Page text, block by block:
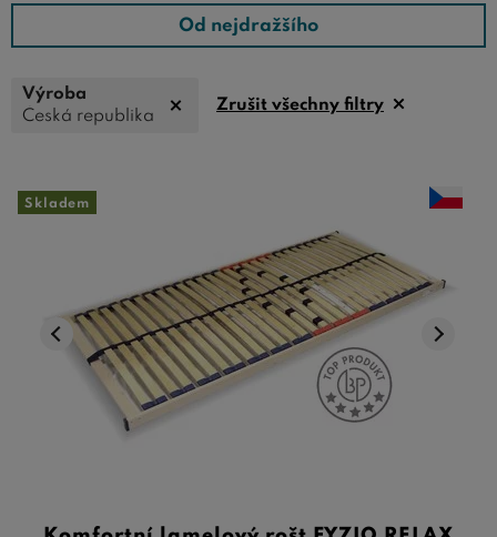
Od nejdražšího
Výroba
Česká republika
Zrušit všechny filtry
Skladem